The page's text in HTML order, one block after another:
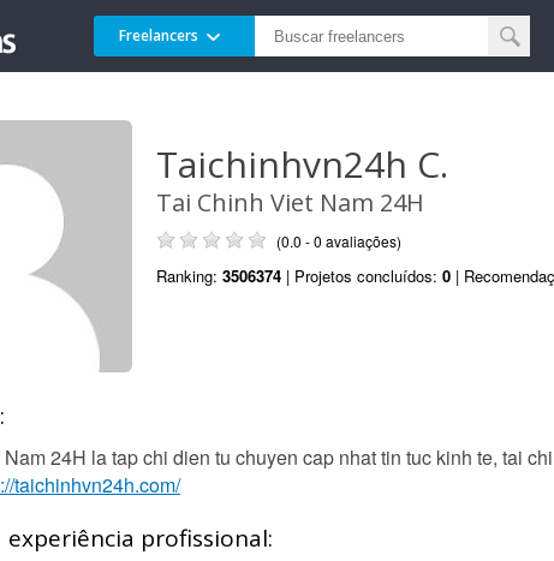
Freelancers
Taichinhvn24h C.
Tai Chinh Viet Nam 24H
(0.0 - 0 avaliações)
Ranking: 3506374 | Projetos concluídos: 0 |
24H la tap chi dien tu chuyen cap nhat tin tuc kinh te, tai
taichinhvn24h.com/
experiência profissional: